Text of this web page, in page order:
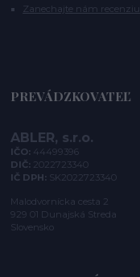
Zanechajte nám recenziu
PREVÁDZKOVATEĽ
ABLER, s.r.o.
IČO: 44499396
DIČ: 2022723340
IČ DPH: SK2022723340
Malodvornícka cesta 2
929 01 Dunajská Streda
Slovensko